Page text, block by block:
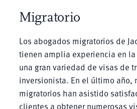
Migratorio
Los abogados migratorios de
tienen amplia experiencia en
una gran variedad de visas de
inversionista. En el último año,
migratorios han asistido
clientes a obtener numerosas